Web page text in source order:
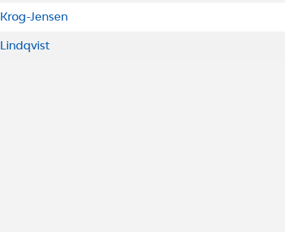
Krog-Jensen
Lindqvist